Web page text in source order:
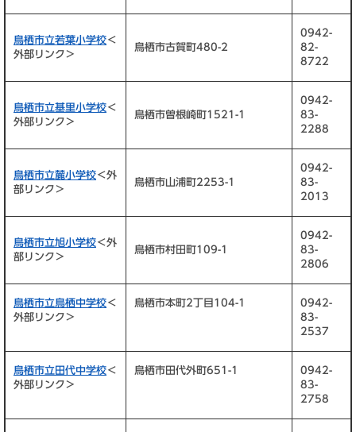
鳥栖市立若葉小学校＜
外部リンク＞
鳥栖市古賀町480-2
0942-
82-
8722
鳥栖市立基里小学校＜
外部リンク＞
鳥栖市曽根崎町1521-1
0942-
83-
2288
鳥栖市立麓小学校＜外
部リンク＞
鳥栖市山浦町2253-1
0942-
83-
2013
鳥栖市立旭小学校＜外
部リンク＞
鳥栖市村田町109-1
0942-
83-
2806
鳥栖市立鳥栖中学校＜
外部リンク＞
鳥栖市本町2丁目104-1
0942-
83-
2537
鳥栖市立田代中学校＜
外部リンク＞
鳥栖市田代外町651-1
0942-
83-
2758